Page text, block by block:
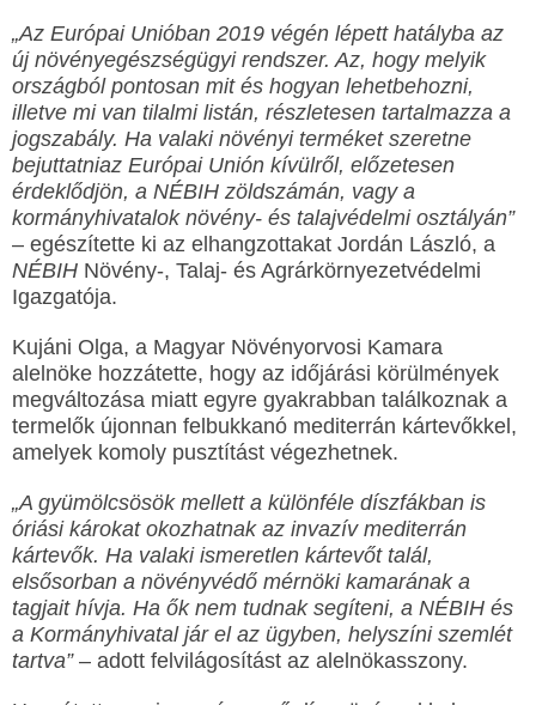
„Az Európai Unióban 2019 végén lépett hatályba az
új növényegészségügyi rendszer. Az, hogy melyik
országból pontosan mit és hogyan lehetbehozni,
illetve mi van tilalmi listán, részletesen tartalmazza a
jogszabály. Ha valaki növényi terméket szeretne
bejuttatniaz Európai Unión kívülről, előzetesen
érdeklődjön, a NÉBIH zöldszámán, vagy a
kormányhivatalok növény- és talajvédelmi osztályán”
– egészítette ki az elhangzottakat Jordán László, a
NÉBIH Növény-, Talaj- és Agrárkörnyezetvédelmi
Igazgatója.
Kujáni Olga, a Magyar Növényorvosi Kamara
alelnöke hozzátette, hogy az időjárási körülmények
megváltozása miatt egyre gyakrabban találkoznak a
termelők újonnan felbukkanó mediterrán kártevőkkel,
amelyek komoly pusztítást végezhetnek.
„A gyümölcsösök mellett a különféle díszfákban is
óriási károkat okozhatnak az invazív mediterrán
kártevők. Ha valaki ismeretlen kártevőt talál,
elsősorban a növényvédő mérnöki kamarának a
tagjait hívja. Ha ők nem tudnak segíteni, a NÉBIH és
a Kormányhivatal jár el az ügyben, helyszíni szemlét
tartva”– adott felvilágosítást az alelnökasszony.